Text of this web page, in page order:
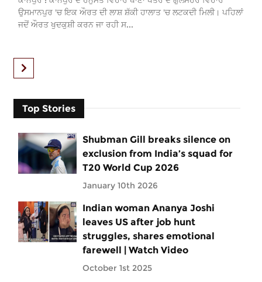
ਉਸਮਾਨਪੁਰ 'ਚ ਇਕ ਔਰਤ ਦੀ ਲਾਸ਼ ਸ਼ੱਕੀ ਹਾਲਾਤ 'ਚ ਲਟਕਦੀ ਮਿਲੀ। ਪਹਿਲਾਂ
ਜਦੋਂ ਔਰਤ ਖੁਦਕੁਸ਼ੀ ਕਰਨ ਜਾ ਰਹੀ ਸ...
Top Stories
Shubman Gill breaks silence on
exclusion from India’s squad for
T20 World Cup 2026
January 10th 2026
Indian woman Ananya Joshi
leaves US after job hunt
struggles, shares emotional
farewell | Watch Video
October 1st 2025